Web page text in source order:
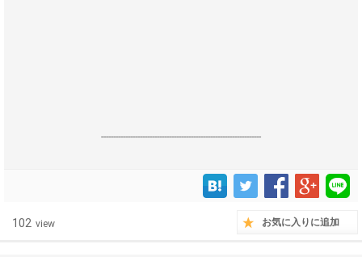
------------------------------------------------------------------
102 view お気に入りに追加